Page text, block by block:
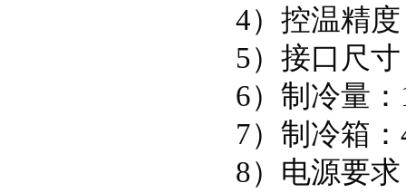
4）控温精
5）接口尺
6）制冷量
7）制冷箱
8）电源要